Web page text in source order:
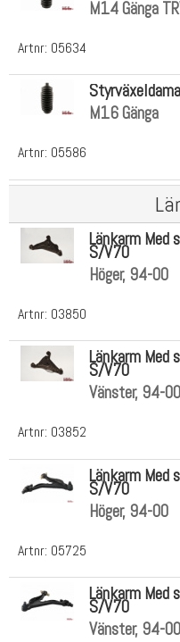
Artnr: 05634
M14 Gänga
Artnr: 05586
M16 Gänga
Artnr: 03850
Länkarm Med
S/V70
Höger, 94-00
Artnr: 03852
Länkarm Med
S/V70
Vänster, 94-00
Artnr: 05725
Länkarm Med
S/V70
Höger, 94-00
Länkarm Med
S/V70
Vänster, 94-00